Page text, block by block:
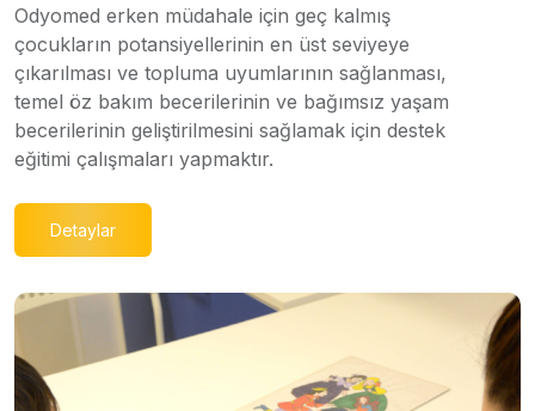
Odyomed erken müdahale için geç kalmış
çocukların potansiyellerinin en üst seviyeye
çıkarılması ve topluma uyumlarının sağlanması,
temel öz bakım becerilerinin ve bağımsız yaşam
becerilerinin geliştirilmesini sağlamak için destek
eğitimi çalışmaları yapmaktır.
Detaylar